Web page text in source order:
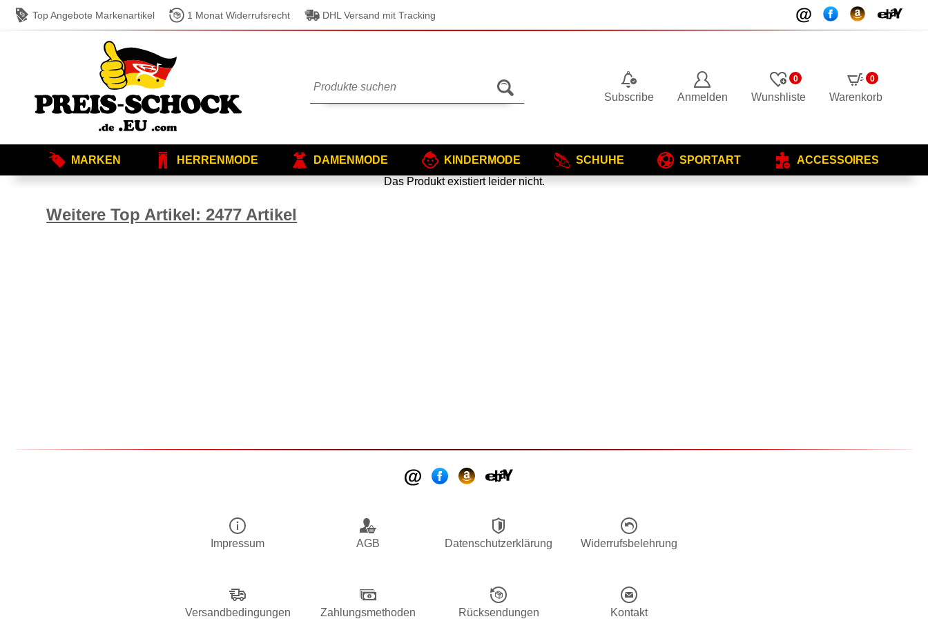
Top Angebote Markenartikel 1 Monat Widerrufsrecht DHL Versand mit Tracking
Subscribe Anmelden Wunshliste
0
Warenkorb
0
MARKEN HERRENMODE DAMENMODE KINDERMODE SCHUHE SPORTART
ACCESSOIRES
Das Produkt existiert leider nicht.
Weitere Top Artikel: 2477 Artikel
Impressum AGB Datenschutzerklärung Widerrufsbelehrung
Versandbedingungen Zahlungsmethoden Rücksendungen Kontakt